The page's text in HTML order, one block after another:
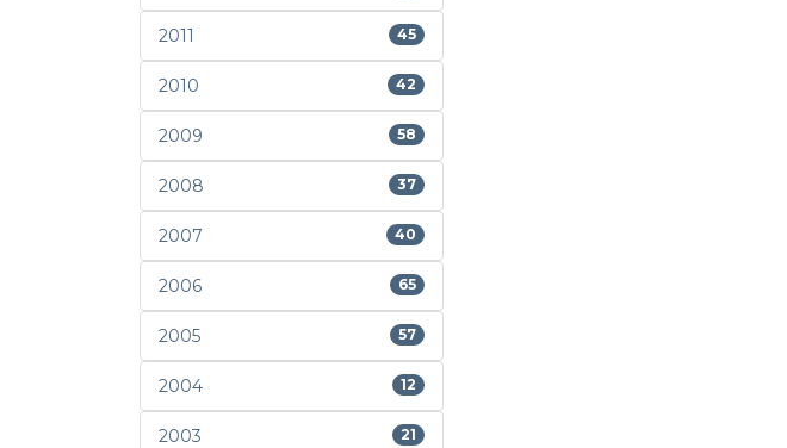
2011 45
2010 42
2009 58
2008 37
2007 40
2006 65
2005 57
2004 12
2003 21